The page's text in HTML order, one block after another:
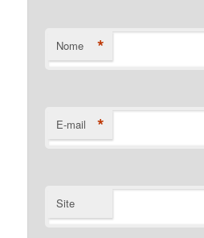
Nome *
E-mail *
Site